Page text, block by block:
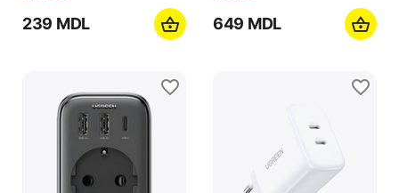
‍239‍ MDL ‍649‍ MDL